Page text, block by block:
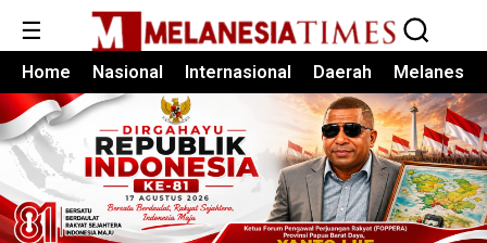
☰
Home Nasional Internasional Daerah Melanesia